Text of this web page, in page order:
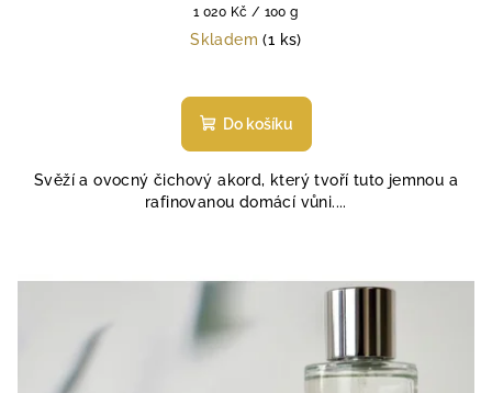
Měrná
cena:
1 020 Kč / 100 g
Skladem(1 ks)
Do košíku
Svěží a ovocný čichový akord, který tvoří tuto jemnou a
rafinovanou domácí vůni....